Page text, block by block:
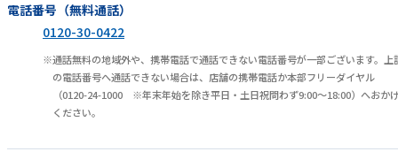
電話番号（無料通話）
0120-30-0422
通話無料の地域外や、携帯電話で通話できない電話番号が一部ございます。上
の電話番号へ通話できない場合は、店舗の携帯電話か本部フリーダイヤル
（0120-24-1000 ※年末年始を除き平日・土日祝問わず9:00～18:00）へおか
ください。